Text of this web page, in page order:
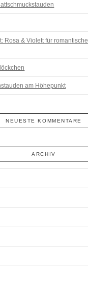
Rosa & Violett für romantische
am Höhepunkt
NEUESTE KOMMENTARE
ARCHIV